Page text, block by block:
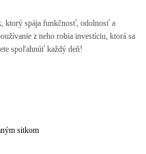
ktorý spája funkčnosť, odolnosť a
z neho robia investíciu, ktorá sa
spoľahnúť každý deň!
sitkom